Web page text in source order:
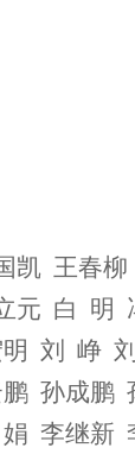
凯 王春
元 白 明
明 刘 峥
孙成鹏
李继新